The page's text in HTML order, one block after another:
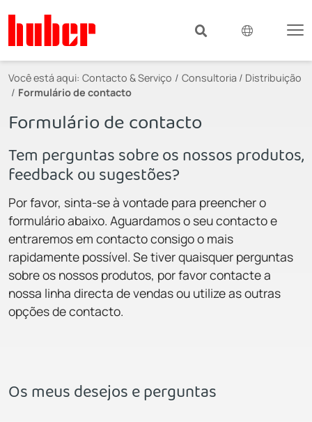
Você está aqui: Contacto & Serviço
Consultoria / Distribuição
Formulário de contacto
Formulário de contacto
Tem perguntas sobre os nossos produtos,
feedback ou sugestões?
Por favor, sinta-se à vontade para preencher o
formulário abaixo. Aguardamos o seu contacto e
entraremos em contacto consigo o mais
rapidamente possível. Se tiver quaisquer perguntas
sobre os nossos produtos, por favor contacte a
nossa linha directa de vendas ou utilize as outras
opções de contacto.
Os meus desejos e perguntas